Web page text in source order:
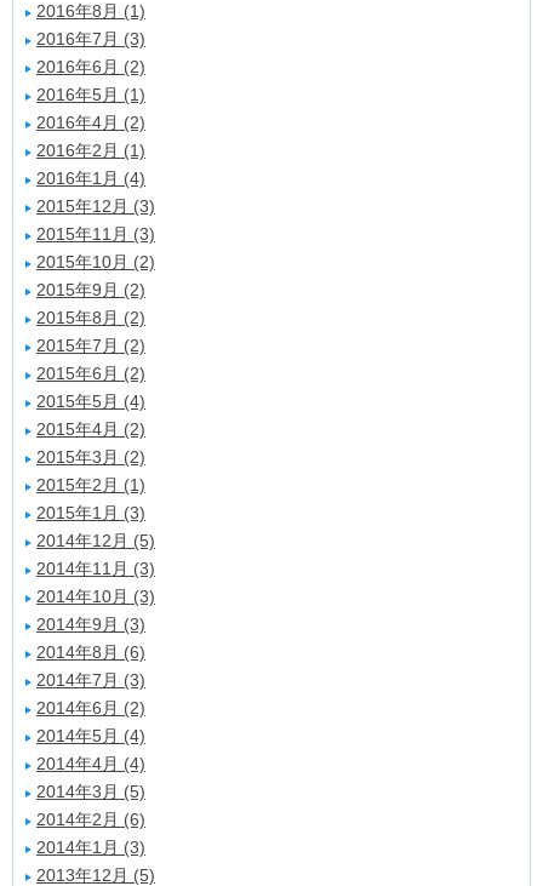
2016年8月 (1)
2016年7月 (3)
2016年6月 (2)
2016年5月 (1)
2016年4月 (2)
2016年2月 (1)
2016年1月 (4)
2015年12月 (3)
2015年11月 (3)
2015年10月 (2)
2015年9月 (2)
2015年8月 (2)
2015年7月 (2)
2015年6月 (2)
2015年5月 (4)
2015年4月 (2)
2015年3月 (2)
2015年2月 (1)
2015年1月 (3)
2014年12月 (5)
2014年11月 (3)
2014年10月 (3)
2014年9月 (3)
2014年8月 (6)
2014年7月 (3)
2014年6月 (2)
2014年5月 (4)
2014年4月 (4)
2014年3月 (5)
2014年2月 (6)
2014年1月 (3)
2013年12月 (5)